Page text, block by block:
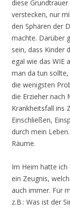
diese
verstecken, nur
den Sphären der
machte. Darüber
sein, dass Kinder
egal wie das WIE
man da tun
die wenigsten
die Erzieher nach
Krankheitsfall ins
Einschließen,
durch mein
Räume.
Im Heim hatte ich
ein Zeugnis,
auch immer. Für
z.B.: Was ist der